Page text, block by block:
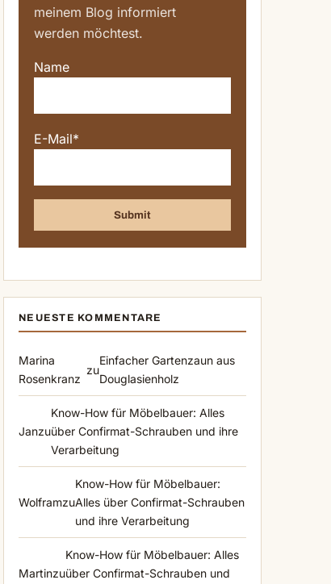
meinem Blog informiert
werden möchtest.
Name
E-Mail*
NEUESTE KOMMENTARE
Marina
Rosenkranz
zu
Einfacher Gartenzaun aus
Douglasienholz
Janzu
Know-How für Möbelbauer: Alles
über Confirmat-Schrauben und ihre
Verarbeitung
Wolframzu
Know-How für Möbelbauer:
Alles über Confirmat-Schrauben
und ihre Verarbeitung
Martinzu
Know-How für Möbelbauer: Alles
über Confirmat-Schrauben und